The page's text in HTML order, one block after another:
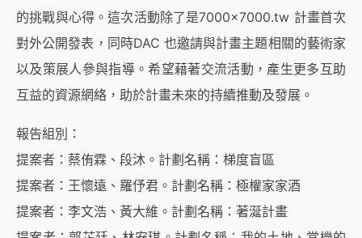
的挑戰與心得。這次活動除了是7000×7000.tw 計畫首次
對外公開發表，同時DAC 也邀請與計畫主題相關的藝術家
以及策展人參與指導。希望藉著交流活動，產生更多互助
互益的資源網絡，助於計畫未來的持續推動及發展。
報告組別：
提案者：蔡侑霖、段沐。計劃名稱：梯度盲區
提案者：王懷遠、羅伃君。計劃名稱：極權家家酒
提案者：李文浩、黃大維。計劃名稱：著涎計畫